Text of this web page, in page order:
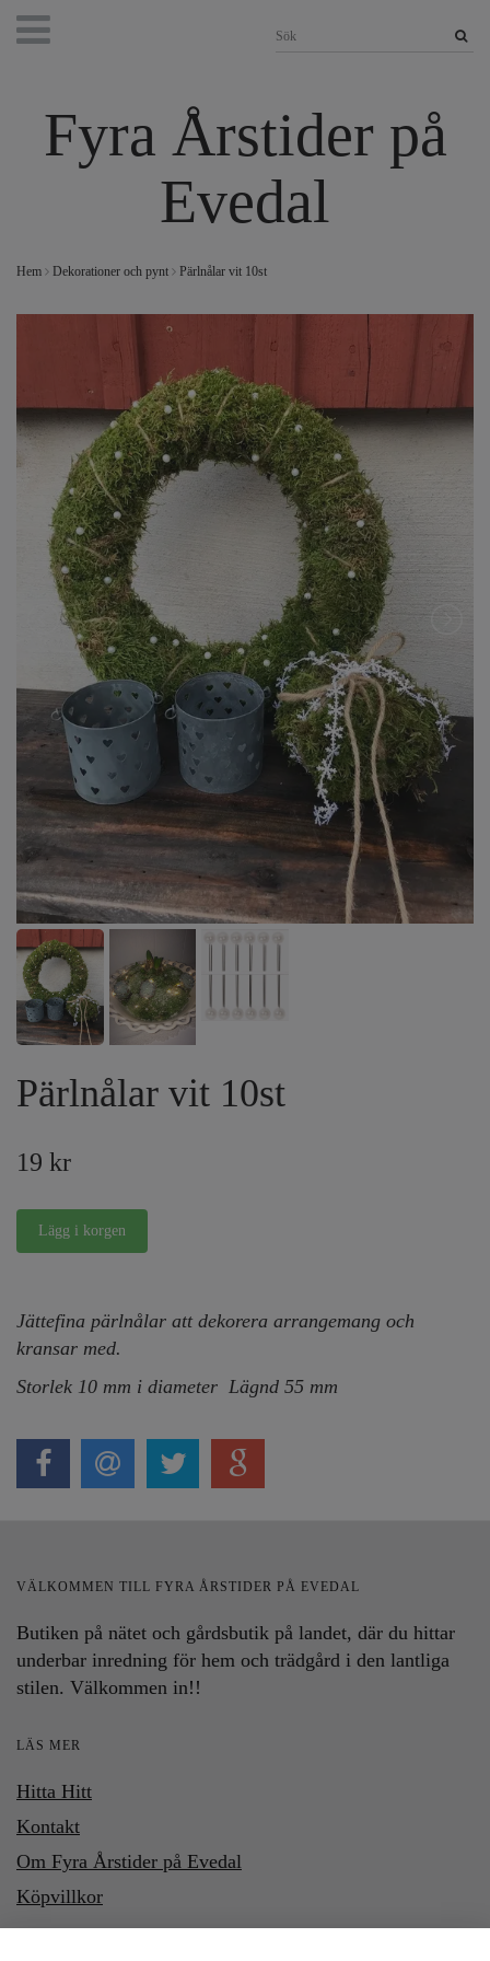
Fyra Årstider på
Evedal
Hem Dekorationer och pynt Pärlnålar vit 10st
Pärlnålar vit 10st
19 kr
Jättefina pärlnålar att dekorera arrangemang och
kransar med.
Storlek 10 mm i diameter Lägnd 55 mm
VÄLKOMMEN TILL FYRA ÅRSTIDER PÅ EVEDAL
Butiken på nätet och gårdsbutik på landet, där du hittar
underbar inredning för hem och trädgård i den lantliga
stilen. Välkommen in!!
LÄS MER
Hitta Hitt
Kontakt
Om Fyra Årstider på Evedal
Köpvillkor